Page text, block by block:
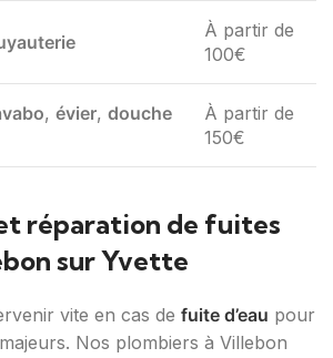
À partir de
100€
, évier, douche
À partir de
150€
réparation de fuites
sur Yvette
vite en cas de fuite d’eau pour
Nos plombiers à Villebon